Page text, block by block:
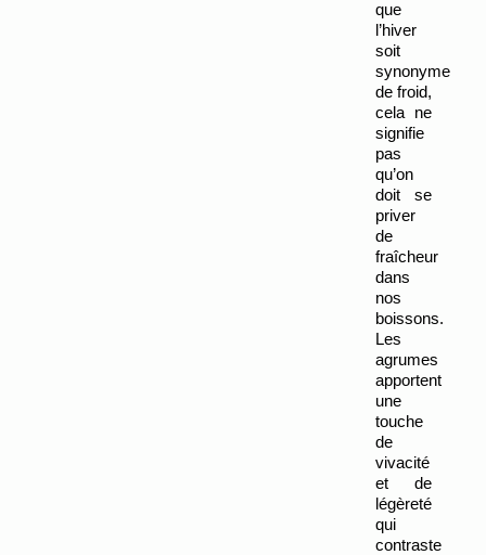
que
l’hiver
soit
synonyme
de froid,
cela ne
signifie
pas
qu’on
doit se
priver
de
fraîcheur
dans
nos
boissons.
Les
agrumes
apportent
une
touche
de
vivacité
et de
légèreté
qui
contraste